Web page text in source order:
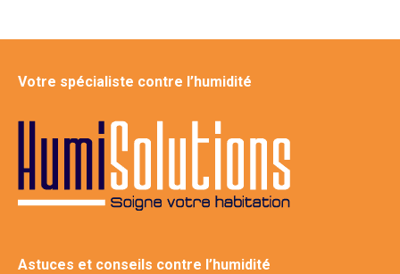
Votre spécialiste contre l’humidité
Astuces et conseils contre l’humidité